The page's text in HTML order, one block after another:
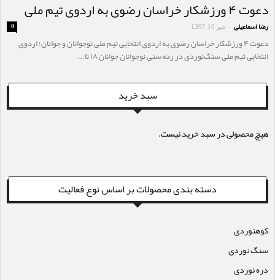
دعوت ۴ ورزشکار خراسان رضوی به اردوی تیم ملی
رضا اسماعیلی - مهر 10, 1397 0
دعوت ۴ ورزشکار خراسان رضوی به اردوی انتخابی تیم ملی نوجوانان و جوانان؛ اردوی
انتخابی تیم ملی سنگ‌نوردی در رده سنی نوجوانان جوانان ۱۸ تا...
سبد خرید
هیچ محصولی در سبد خرید نیست.
دسته بندی محصولات بر اساس نوع فعالیت
کوهنوردی
سنگ نوردی
دره نوردی